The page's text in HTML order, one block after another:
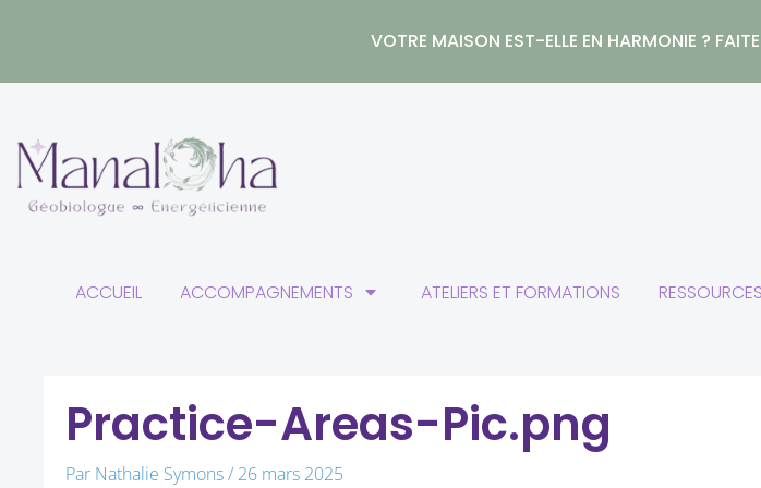
VOTRE MAISON EST-ELLE EN HARMONIE ?
ACCUEIL ACCOMPAGNEMENTS ATELIERS ET FORMATIONS RESSOURCES
Practice-Areas-Pic.png
Par Nathalie Symons/ 26 mars 2025